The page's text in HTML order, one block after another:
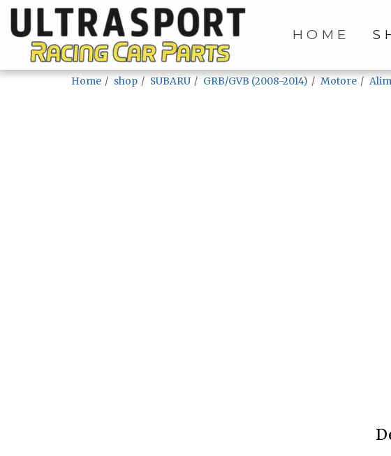
HOME
Home shop SUBARU GRB/GVB (2008-2014) Motore